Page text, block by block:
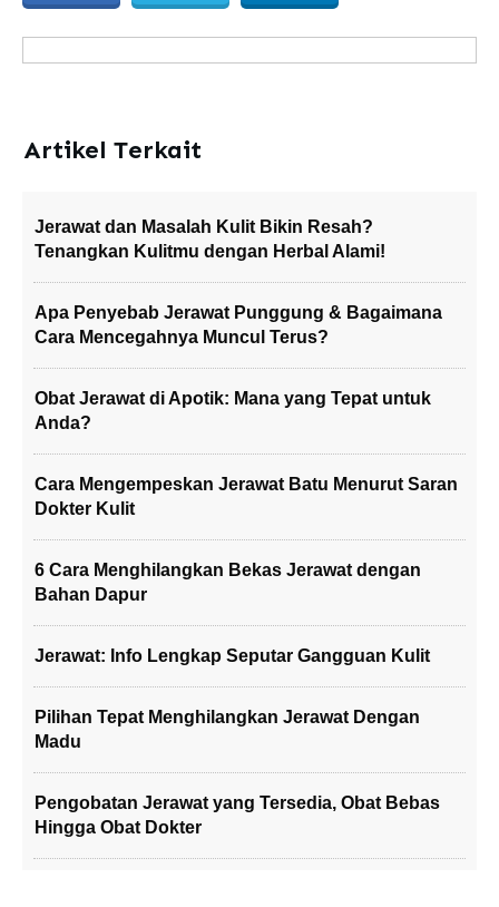
Artikel Terkait
Jerawat dan Masalah Kulit Bikin Resah?
Tenangkan Kulitmu dengan Herbal Alami!
Apa Penyebab Jerawat Punggung & Bagaimana
Cara Mencegahnya Muncul Terus?
Obat Jerawat di Apotik: Mana yang Tepat untuk
Anda?
Cara Mengempeskan Jerawat Batu Menurut Saran
Dokter Kulit
6 Cara Menghilangkan Bekas Jerawat dengan
Bahan Dapur
Jerawat: Info Lengkap Seputar Gangguan Kulit
Pilihan Tepat Menghilangkan Jerawat Dengan
Madu
Pengobatan Jerawat yang Tersedia, Obat Bebas
Hingga Obat Dokter